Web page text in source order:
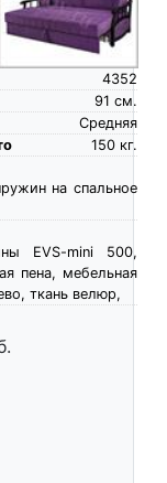
4352
см.
91
Средняя
кг.
150
на спальное
EVS-mini 500,
пена, мебельная
ткань велюр,